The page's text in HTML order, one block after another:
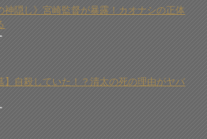
神隠し》宮崎監督が暴露！カオナシの正体
】自殺していた！？清太の死の理由がヤバ